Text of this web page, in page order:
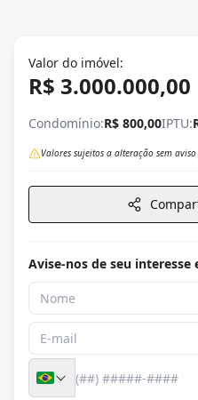
Valor do imóvel:
R$ 3.000.000,00
Condomínio:R$ 800,00IPTU:
Valores sujeitos a alteração sem
Avise-nos de seu interesse